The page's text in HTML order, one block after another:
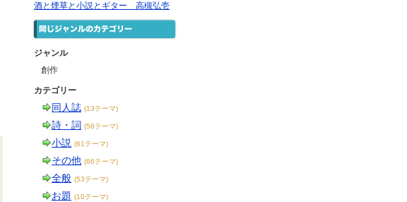
酒と煙草と小説とギター 高槻弘壱
ジャンル
創作
カテゴリー
同人誌 (13テーマ)
詩・詞 (58テーマ)
小説 (61テーマ)
その他 (66テーマ)
全般 (53テーマ)
お題 (10テーマ)